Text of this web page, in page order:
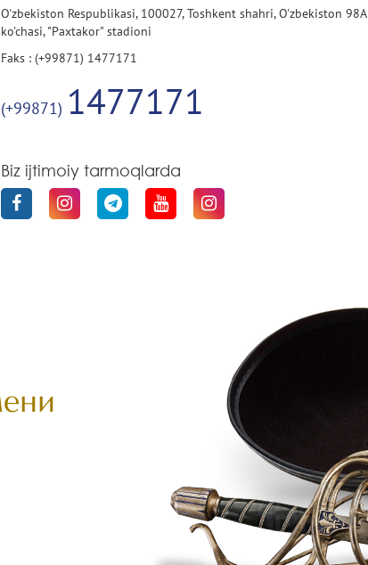
O'zbekiston Respublikasi, 100027, Toshkent shahri, O'zbekiston 98A
ko'chasi, "Paxtakor" stadioni
Faks : (+99871) 1477171
(+99871) 1477171
Biz ijtimoiy tarmoqlarda